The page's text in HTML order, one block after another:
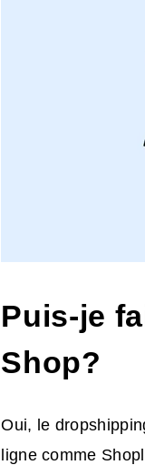
Puis-je
Shop?
Oui, le
ligne comme